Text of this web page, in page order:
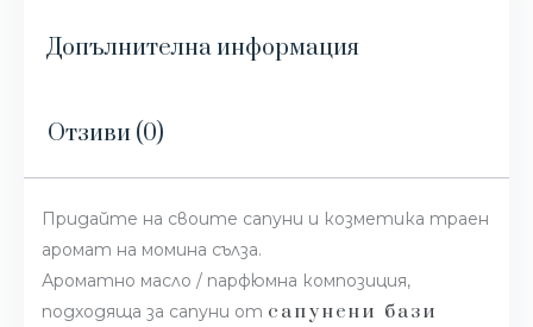
Допълнителна информация
Отзиви (0)
Придайте на своите сапуни и козметика траен
аромат на момина сълза.
Ароматно масло / парфюмна композиция,
подходяща за сапуни от сапунени бази